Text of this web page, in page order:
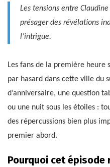
Les tensions entre
présager des révélations
l’intrigue.
Les fans de la première heure
par hasard dans cette ville du
d’anniversaire, une question
ou une nuit sous les étoiles :
des répercussions bien plus
premier abord.
Pourquoi cet épisode